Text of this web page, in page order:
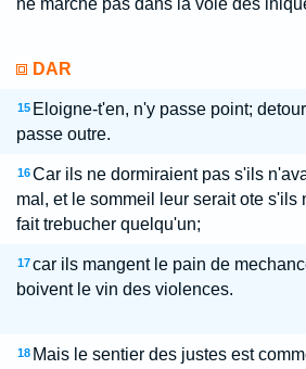
ne marche pas dans la voie des
DAR
15 Eloigne-t'en, n'y passe point;
passe outre.
16 Car ils ne dormiraient pas s'ils
mal, et le sommeil leur serait ote s'ils
fait trebucher quelqu'un;
17 car ils mangent le pain de
boivent le vin des violences.
18 Mais le sentier des justes est